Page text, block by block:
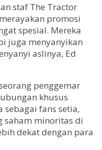
staf The Tractor
promosi
spesial. Mereka
juga menyanyikan
aslinya, Ed
penggemar
khusus
sebagai fans setia,
saham minoritas di
dekat dengan para